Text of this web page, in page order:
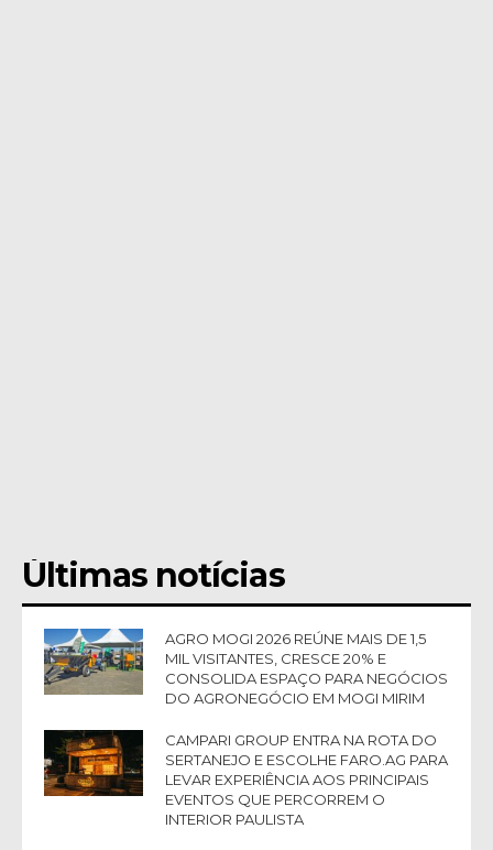
Últimas notícias
AGRO MOGI 2026 REÚNE MAIS DE 1,5
MIL VISITANTES, CRESCE 20% E
CONSOLIDA ESPAÇO PARA NEGÓCIOS
DO AGRONEGÓCIO EM MOGI MIRIM
CAMPARI GROUP ENTRA NA ROTA DO
SERTANEJO E ESCOLHE FARO.AG PARA
LEVAR EXPERIÊNCIA AOS PRINCIPAIS
EVENTOS QUE PERCORREM O
INTERIOR PAULISTA